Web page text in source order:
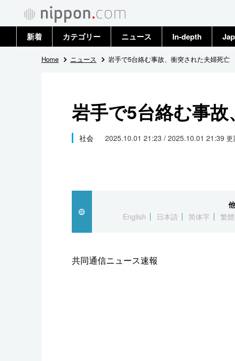
新着 カテゴリー
政治・外交
国際
科学・技術
暮らし
ニュース
トップ
In-depth
Home ニュース 岩手で5台絡む事故、衝突された夫婦死亡
岩手で5台絡む事
社会 2025.10.01 21:23 / 2025.10.01 21:39 更
English
日本語 简体字 繁
共同通信ニュース速報